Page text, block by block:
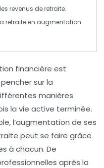
revenus de retraite.
retraite en augmentation
financière est
sur la
manières
la vie active terminée.
l’augmentation de ses
peut se faire grâce
à chacun. De
après la